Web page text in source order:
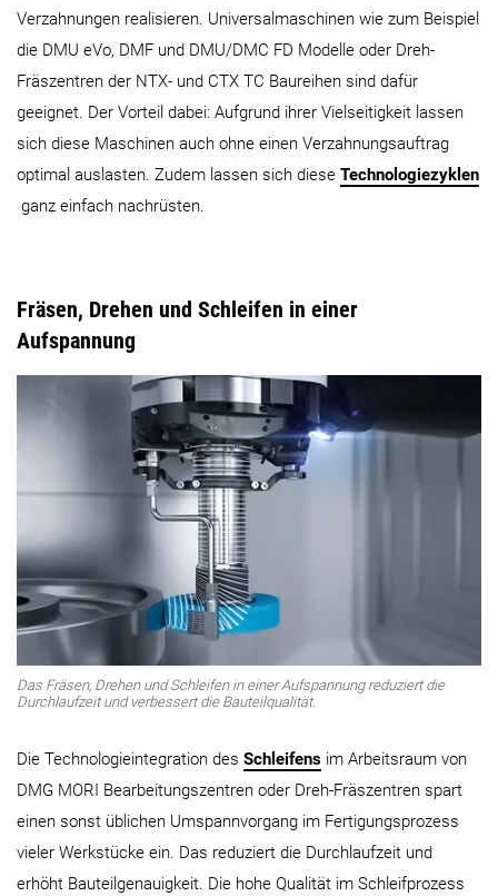
Verzahnungen realisieren. Universalmaschinen wie zum Beispiel
die DMU eVo, DMF und DMU/DMC FD Modelle oder Dreh-
Fräszentren der NTX- und CTX TC Baureihen sind dafür
geeignet. Der Vorteil dabei: Aufgrund ihrer Vielseitigkeit lassen
sich diese Maschinen auch ohne einen Verzahnungsauftrag
optimal auslasten. Zudem lassen sich diese Technologiezyklen
ganz einfach nachrüsten.
Fräsen, Drehen und Schleifen in einer
Aufspannung
Das Fräsen, Drehen und Schleifen in einer Aufspannung reduziert die
Durchlaufzeit und verbessert die Bauteilqualität.
Die Technologieintegration des Schleifens im Arbeitsraum von
DMG MORI Bearbeitungszentren oder Dreh-Fräszentren spart
einen sonst üblichen Umspannvorgang im Fertigungsprozess
vieler Werkstücke ein. Das reduziert die Durchlaufzeit und
erhöht Bauteilgenauigkeit. Die hohe Qualität im Schleifprozess